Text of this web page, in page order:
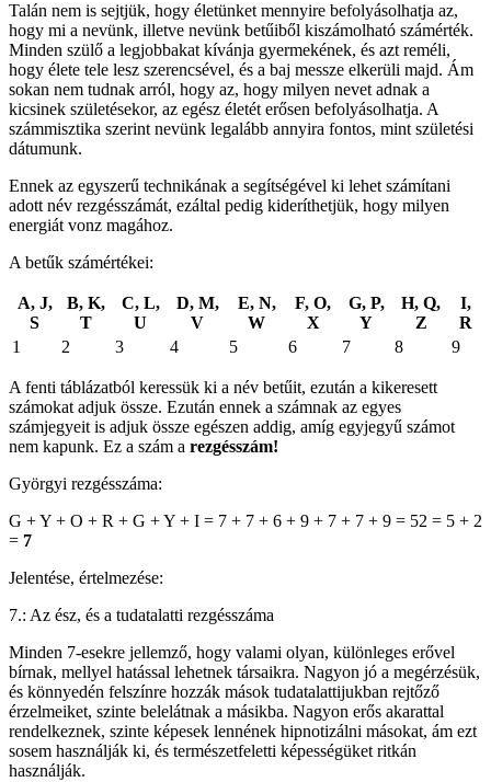
Talán nem is sejtjük, hogy életünket mennyire befolyásolhatja az,
hogy mi a nevünk, illetve nevünk betűiből kiszámolható számérték.
Minden szülő a legjobbakat kívánja gyermekének, és azt reméli,
hogy élete tele lesz szerencsével, és a baj messze elkerüli majd. Ám
sokan nem tudnak arról, hogy az, hogy milyen nevet adnak a
kicsinek születésekor, az egész életét erősen befolyásolhatja. A
számmisztika szerint nevünk legalább annyira fontos, mint születési
dátumunk.
Ennek az egyszerű technikának a segítségével ki lehet számítani
adott név rezgésszámát, ezáltal pedig kideríthetjük, hogy milyen
energiát vonz magához.
A betűk számértékei:
A, J,
S
B, K,
T
C, L,
U
D, M,
V
E, N,
W
F, O,
X
G, P,
Y
H, Q,
Z
I,
R
1
2 3 4 5 6 7 8 9
A fenti táblázatból keressük ki a név betűit, ezután a kikeresett
számokat adjuk össze. Ezután ennek a számnak az egyes
számjegyeit is adjuk össze egészen addig, amíg egyjegyű számot
nem kapunk. Ez a szám a rezgésszám!
Györgyi rezgésszáma:
G + Y + O + R + G + Y + I = 7 + 7 + 6 + 9 + 7 + 7 + 9 = 52 = 5 + 2
= 7
Jelentése, értelmezése:
7.: Az ész, és a tudatalatti rezgésszáma
Minden 7-esekre jellemző, hogy valami olyan, különleges erővel
bírnak, mellyel hatással lehetnek társaikra. Nagyon jó a megérzésük,
és könnyedén felszínre hozzák mások tudatalattijukban rejtőző
érzelmeiket, szinte belelátnak a másikba. Nagyon erős akarattal
rendelkeznek, szinte képesek lennének hipnotizálni másokat, ám ezt
sosem használják ki, és természetfeletti képességüket ritkán
használják.